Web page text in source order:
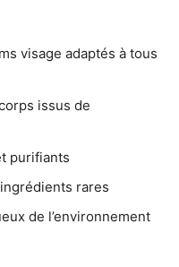
visage adaptés à tous
issus de
purifiants
rares
de l’environnement